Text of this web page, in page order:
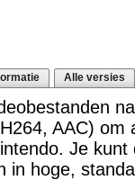
Alle versies
AAC) om
Je kunt
in hoge,